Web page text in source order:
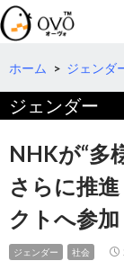
検
索
コ
テ
ツ
へ
移
動
ホーム > ジェンダ
ジェンダー
NHKが“多
さらに推
クトへ参加
ジェンダー 社会